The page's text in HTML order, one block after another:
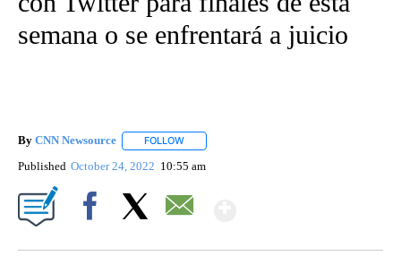
semana o se enfrentará a juicio
By CNN Newsource FOLLOW
Published October 24, 2022 10:55 am